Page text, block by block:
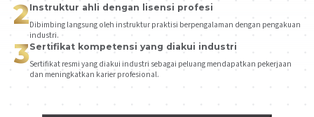
2Instruktur ahli dengan lisensi profesi
Dibimbing langsung oleh instruktur praktisi berpengalaman dengan pengakuan
industri.
3Sertifikat kompetensi yang diakui industri
Sertifikat resmi yang diakui industri sebagai peluang mendapatkan pekerjaan
dan meningkatkan karier profesional.